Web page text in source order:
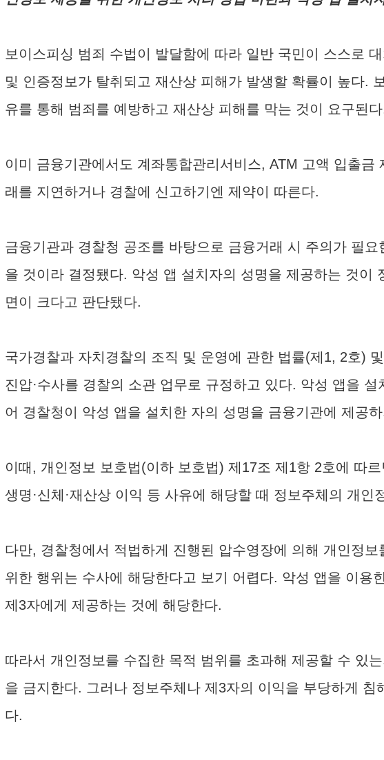
보이스피싱 범죄 수법이 발달함에 따라 일반 국민이 스스로
및 인증정보가 탈취되고 재산상 피해가 발생할 확률이 높다.
유를 통해 범죄를 예방하고 재산상 피해를 막는 것이 요구된다
이미 금융기관에서도 계좌통합관리서비스, ATM 고액 입출
래를 지연하거나 경찰에 신고하기엔 제약이 따른다.
금융기관과 경찰청 공조를 바탕으로 금융거래 시 주의가 필
을 것이라 결정됐다. 악성 앱 설치자의 성명을 제공하는 것
면이 크다고 판단됐다.
국가경찰과 자치경찰의 조직 및 운영에 관한 법률(제1, 2호)
진압·수사를 경찰의 소관 업무로 규정하고 있다. 악성 앱을
어 경찰청이 악성 앱을 설치한 자의 성명을 금융기관에 제공
이때, 개인정보 보호법(이하 보호법) 제17조 제1항 2호에 따
생명·신체·재산상 이익 등 사유에 해당할 때 정보주체의 개
다만, 경찰청에서 적법하게 진행된 압수영장에 의해 개인정
위한 행위는 수사에 해당한다고 보기 어렵다. 악성 앱을 이용
제3자에게 제공하는 것에 해당한다.
따라서 개인정보를 수집한 목적 범위를 초과해 제공할 수 있
을 금지한다. 그러나 정보주체나 제3자의 이익을 부당하게
다.